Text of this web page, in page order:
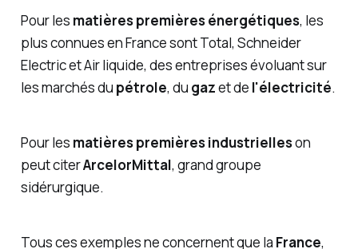
Pour les matières premières énergétiques, les
plus connues en France sont Total, Schneider
Electric et Air liquide, des entreprises évoluant sur
les marchés du pétrole, du gazet de l'électricité.
Pour les matières premières industrielleson
peut citerArcelorMittal, grand groupe
sidérurgique.
Tous ces exemples ne concernent que la France,